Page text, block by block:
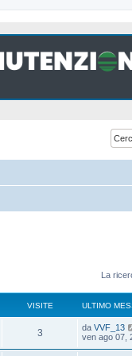
La
VISITE ULTIMO
3V
i
U
l
da VVF_13
ven ago 07,